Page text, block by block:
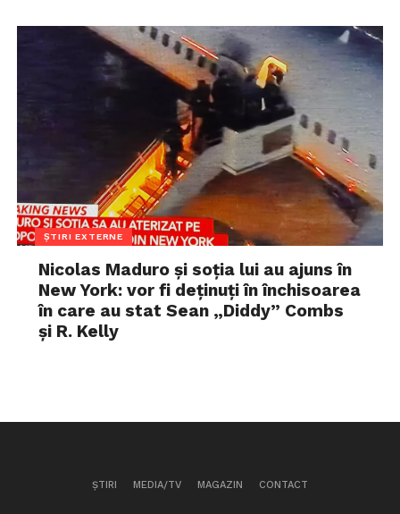
ȘTIRI EXTERNE
Nicolas Maduro și soția lui au ajuns în
New York: vor fi deținuți în închisoarea
în care au stat Sean „Diddy” Combs
și R. Kelly
ȘTIRI MEDIA/TV MAGAZIN CONTACT